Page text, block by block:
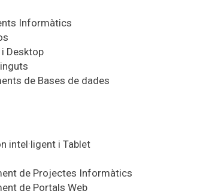
Informàtics
Desktop
de Bases de dades
intel·ligent i Tablet
de Projectes Informàtics
de Portals Web